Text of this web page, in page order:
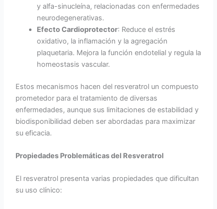
y alfa-sinucleína, relacionadas con enfermedades
neurodegenerativas.
Efecto Cardioprotector: Reduce el estrés
oxidativo, la inflamación y la agregación
plaquetaria. Mejora la función endotelial y regula la
homeostasis vascular.
Estos mecanismos hacen del resveratrol un compuesto
prometedor para el tratamiento de diversas
enfermedades, aunque sus limitaciones de estabilidad y
biodisponibilidad deben ser abordadas para maximizar
su eficacia.
Propiedades Problemáticas del Resveratrol
El resveratrol presenta varias propiedades que dificultan
su uso clínico: